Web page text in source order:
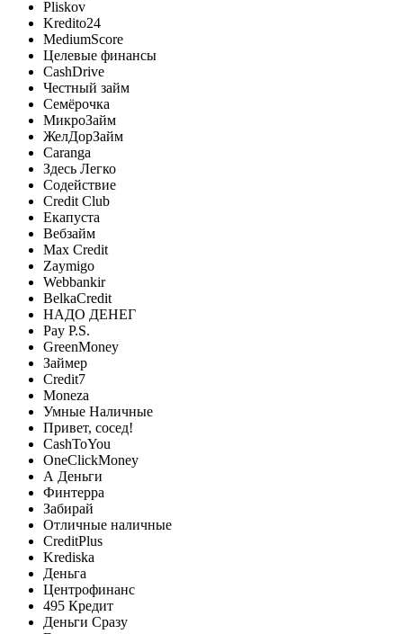
Pliskov
Kredito24
MediumScore
Целевые финансы
CashDrive
Честный займ
Семёрочка
МикроЗайм
ЖелДорЗайм
Caranga
Здесь Легко
Содействие
Credit Club
Екапуста
Вебзайм
Max Credit
Zaymigo
Webbankir
BelkaCredit
НАДО ДЕНЕГ
Pay P.S.
GreenMoney
Займер
Credit7
Moneza
Умные Наличные
Привет, сосед!
CashToYou
OneClickMoney
А Деньги
Финтерра
Забирай
Отличные наличные
CreditPlus
Krediska
Деньга
Центрофинанс
495 Кредит
Деньги Сразу